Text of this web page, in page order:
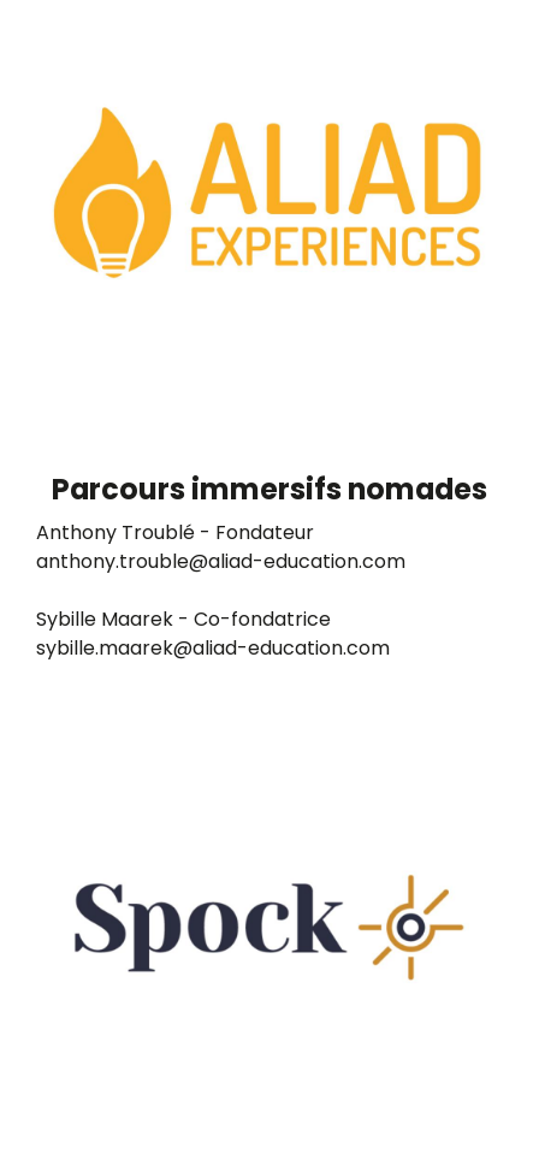
Parcours immersifs nomades
Anthony Troublé - Fondateur
anthony.trouble@aliad-education.com
Sybille Maarek - Co-fondatrice
sybille.maarek@aliad-education.com